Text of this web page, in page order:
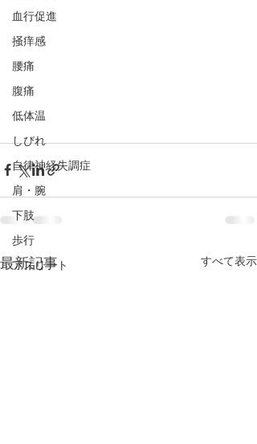
血行促進
掻痒感
腰痛
腹痛
低体温
しびれ
自律神経失調症
肩・腕
下肢
歩行
アスリート
最新記事 すべて表示